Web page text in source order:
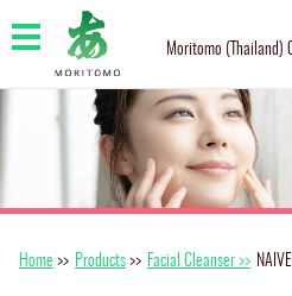
Moritomo (Thailand)
Home >> Products >> Facial Cleanser >>